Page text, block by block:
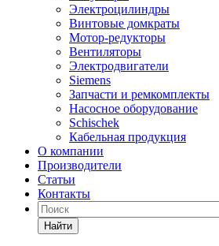
Электроцилиндры
Винтовые домкраты
Мотор-редукторы
Вентиляторы
Электродвигатели
Siemens
Запчасти и ремкомплекты
Насосное оборудование
Schischek
Кабельная продукция
О компании
Производители
Статьи
Контакты
Найти